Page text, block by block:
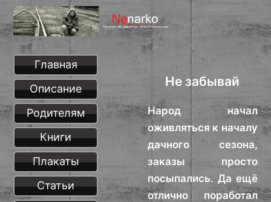
Не забывай
Народ начал
оживляться к началу
дачного сезона,
заказы просто
посыпались. Да ещё
отлично поработал
Главная
Описание
Родителям
Книги
Плакаты
Статьи